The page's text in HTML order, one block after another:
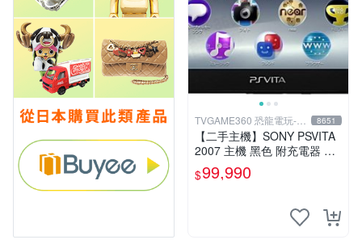
TVGAME360 恐龍電玩-台
中店
8651
【二手主機】SONY PSVITA
2007 主機 黑色 附充電器 US
B傳輸線 PS VITA PSV 無盒
裝
$99,990